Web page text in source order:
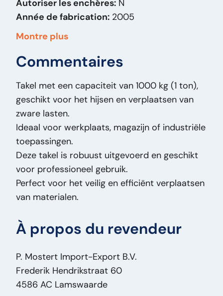
Autoriser les enchères: N
Année de fabrication: 2005
Carburant:
Carrosserie:
Date partie 1:01-01-2005
Hauteur:21
Largeur: 23
Longueur:53
Masse (kg): 60
Marque:1T
Modèle original:Hoist
Type de prix:VastePrijs
État général:Bon
État optique:Bon
Titre:1T Hoist 1t Takel 1 Ton – 1000 kg –
Kettingtakel / Hijswerktuig – Werkplaats –
Industrie PM2459
Ajout:1t Takel 1 Ton – 1000 kg – Kettingtakel /
Hijswerktuig – Werkplaats – Industrie
Montre plus
Commentaires
Takel met een capaciteit van 1000 kg (1 ton),
geschikt voor het hijsen en verplaatsen van
zware lasten.
Ideaal voor werkplaats, magazijn of industriële
toepassingen.
Deze takel is robuust uitgevoerd en geschikt
voor professioneel gebruik.
Perfect voor het veilig en efficiënt verplaatsen
van materialen.
À propos du revendeur
P. Mostert Import-Export B.V.
Frederik Hendrikstraat 60
4586 AC Lamswaarde